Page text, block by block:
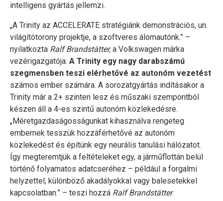
intelligens gyártás jellemzi.
„A Trinity az ACCELERATE stratégiánk demonstrációs, un.
világítótorony projektje, a szoftveres álomautónk.” –
nyilatkozta Ralf Brandstätter,a Volkswagen márka
vezérigazgatója. A Trinity egy nagy darabszámú
szegmensben teszi elérhetővé az autonóm vezetést
számos ember számára. A sorozatgyártás indításakor a
Trinity már a 2+ szinten lesz és műszaki szempontból
készen áll a 4-es szintű autonóm közlekedésre.
„Méretgazdaságosságunkat kihasználva rengeteg
embernek tesszük hozzáférhetővé az autonóm
közlekedést és építünk egy neurális tanulási hálózatot.
Így megteremtjük a feltételeket egy, a járműflottán belül
történő folyamatos adatcseréhez – például a forgalmi
helyzettel, különböző akadályokkal vagy balesetekkel
kapcsolatban.” – teszi hozzá Ralf Brandstätter.